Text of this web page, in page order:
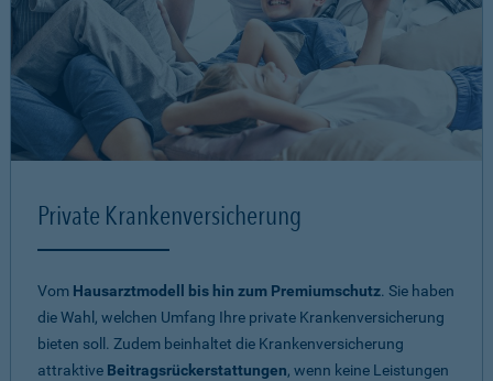
Private Krankenversicherung
Vom Hausarztmodell bis hin zum Premiumschutz. Sie haben
die Wahl, welchen Umfang Ihre private Krankenversicherung
bieten soll. Zudem beinhaltet die Krankenversicherung
attraktive Beitragsrückerstattungen, wenn keine Leistungen